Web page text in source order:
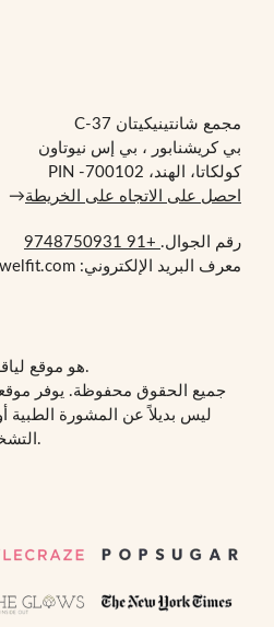
مجمع شانتينيكيتان C-37
بي كريشنابور ، بي إس نيوتاون
كولكاتا، الهند، PIN -700102
احصل على الاتجاه على الخريطة→
رقم الجوال. +91 9748750931
معرف البريد الإلكتروني: support@verywelfit.com
© 2026 Verywelfit هو موقع لياقة بدنية.
جميع الحقوق محفوظة. يوفر
.